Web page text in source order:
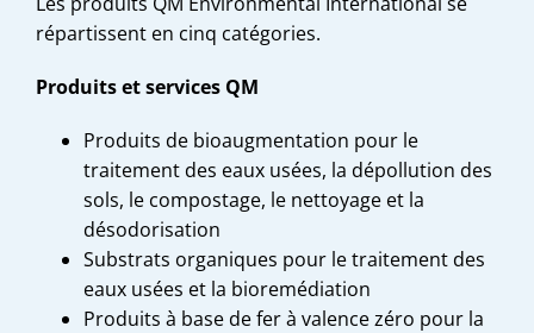
répartissent en cinq catégories.
Produits et services QM
Produits de bioaugmentation pour le
traitement des eaux usées, la dépollution des
sols, le compostage, le nettoyage et la
désodorisation
Substrats organiques pour le traitement des
eaux usées et la bioremédiation
Produits à base de fer à valence zéro pour la